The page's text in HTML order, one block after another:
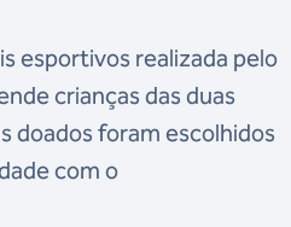
esportivos realizada pelo
crianças das duas
doados foram escolhidos
com o